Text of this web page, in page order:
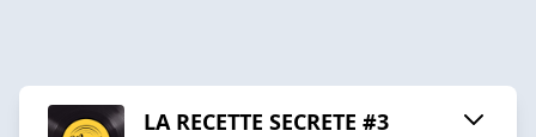
LA RECETTE SECRETE #3